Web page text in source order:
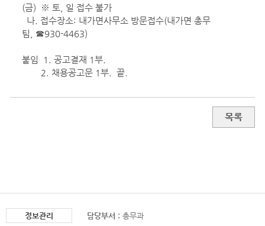
(금) ※ 토, 일 접수 불가
나. 접수장소: 내가면사무소 방문접수(내가면 총무
팀, ☎930-4463)
붙임 1. 공고결재 1부.
2. 채용공고문 1부. 끝.
목록
정보관리 담당부서 : 총무과